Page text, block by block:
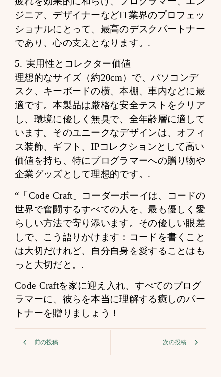
ジニア、デザイナーなどIT業界のプロフェッ
ショナルにとって、最高のデスクパートナー
であり、心の支えとなります。.
5. 実用性とコレクター価値
理想的なサイズ（約20cm）で、パソコンデ
スク、キーボードの横、本棚、車内などに最
適です。本製品は厳格な安全テストをクリア
し、環境に優しく無臭で、全年齢層に適して
います。そのユニークなデザインは、オフィ
ス装飾、ギフト、IPコレクションとして高い
価値を持ち、特にプログラマーへの贈り物や
企業グッズとして理想的です。.
“「Code Craft」コーダーボーイは、コードの
世界で奮闘するすべての人を、最も優しく愛
らしい方法で寄り添います。その優しい眼差
しで、こう語りかけます：コードを書くこと
は大切だけれど、自分自身を愛することはも
っと大切だと。.
Code Craftを家に迎え入れ、すべてのプログ
ラマーに、彼らを本当に理解する癒しのパー
トナーを贈りましょう！
前の投稿 次の投稿